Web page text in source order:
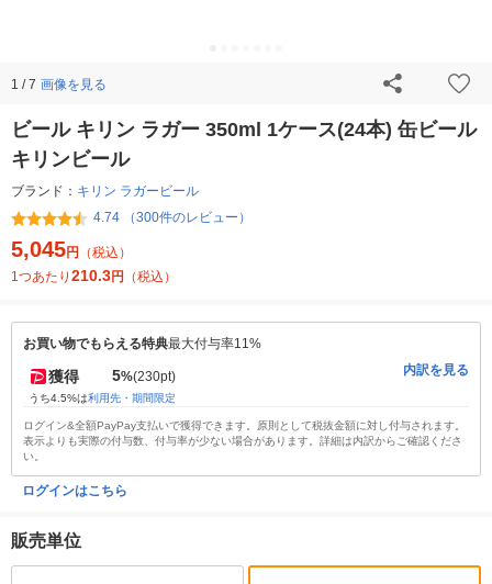
1 / 7 画像を見る
ビール キリン ラガー 350ml 1ケース(24本) 缶ビール
キリンビール
ブランド： キリン ラガービール
4.74 （300件のレビュー）
5,045円
（税込）
1つあたり 210.3円 （税込）
お買い物でもらえる特典最大付与率11%
獲得 5%(230pt)
うち4.5%は利用先・期間限定
内訳を見る
ログイン&全額PayPay支払いで獲得できます。原則として税抜金額に対し付与されます。
表示よりも実際の付与数、付与率が少ない場合があります。詳細は内訳からご確認くださ
い。
ログインはこちら
販売単位